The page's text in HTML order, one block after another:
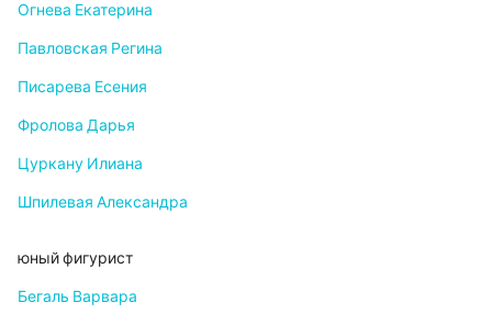
Огнева Екатерина
Павловская Регина
Писарева Есения
Фролова Дарья
Цуркану Илиана
Шпилевая Александра
юный фигурист
Бегаль Варвара